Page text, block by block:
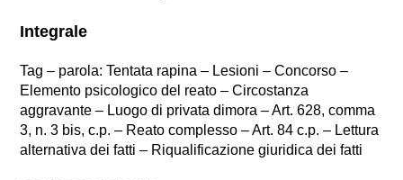
Integrale
Tag – parola: Tentata rapina – Lesioni – Concorso –
Elemento psicologico del reato – Circostanza
aggravante – Luogo di privata dimora – Art. 628, comma
3, n. 3 bis, c.p. – Reato complesso – Art. 84 c.p. – Lettura
alternativa dei fatti – Riqualificazione giuridica dei fatti